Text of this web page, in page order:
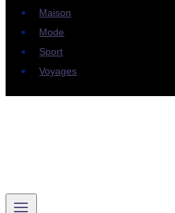
Maison
Mode
Sport
Voyages